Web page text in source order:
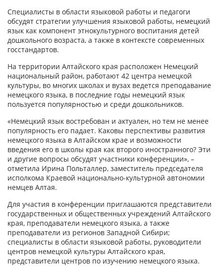
Специалисты в области языковой работы и педагоги
обсудят стратегии улучшения языковой работы, немецкий
язык как компонент этнокультурного воспитания детей
дошкольного возраста, а также в контексте современных
госстандартов.
На территории Алтайского края расположен Немецкий
национальный район, работают 42 центра немецкой
культуры, во многих школах и вузах ведется преподавание
немецкого языка, в последние годы немецкий язык
пользуется популярностью и среди дошкольников.
«Немецкий язык востребован и актуален, но тем не менее
популярность его падает. Каковы перспективы развития
немецкого языка в Алтайском крае и возможности
введения его в школы края как второго иностранного? Эти
и другие вопросы обсудят участники конференции», –
отметила Ирина Польталлер, заместитель председателя
исполкома Краевой национально-культурной автономии
немцев Алтая.
Для участия в конференции приглашаются представители
государственных и общественных учреждений Алтайского
края, преподаватели немецкого языка, а также
преподаватели из регионов Западной Сибири;
специалисты в области языковой работы, руководители
центров немецкой культуры Алтайского края,
представители центров по изучению немецкого языка.